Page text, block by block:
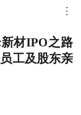
材IPO之路
工及股东亲